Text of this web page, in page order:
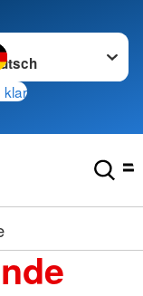
wechseln zu
klar